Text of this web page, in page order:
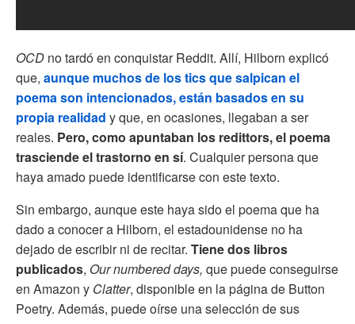
OCD no tardó en conquistar Reddit. Allí, Hilborn explicó
que, aunque muchos de los tics que salpican el
poema son intencionados, están basados en su
propia realidad y que, en ocasiones, llegaban a ser
reales. Pero, como apuntaban los redittors, el poema
trasciende el trastorno en sí. Cualquier persona que
haya amado puede identificarse con este texto.
Sin embargo, aunque este haya sido el poema que ha
dado a conocer a Hilborn, el estadounidense no ha
dejado de escribir ni de recitar. Tiene dos libros
publicados, Our numbered days, que puede conseguirse
en Amazon y Clatter, disponible en la página de Button
Poetry. Además, puede oírse una selección de sus